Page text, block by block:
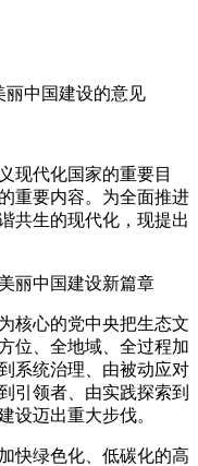
中国建设的意见
代化国家的重要目
重要内容。为全面推进
共生的现代化，现提出
丽中国建设新篇章
心的党中央把生态文
位、全地域、全过程加
系统治理、由被动应对
引领者、由实践探索到
设迈出重大步伐。
绿色化、低碳化的高